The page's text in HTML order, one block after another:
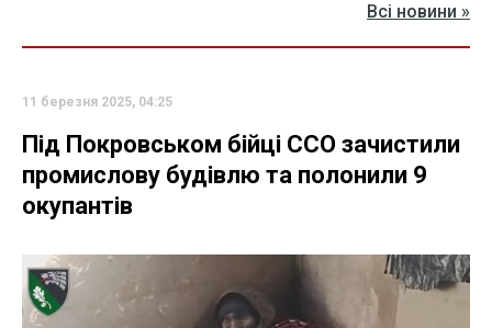
Всі новини »
11 березня 2025, 04:25
Під Покровськом бійці ССО зачистили
промислову будівлю та полонили 9
окупантів